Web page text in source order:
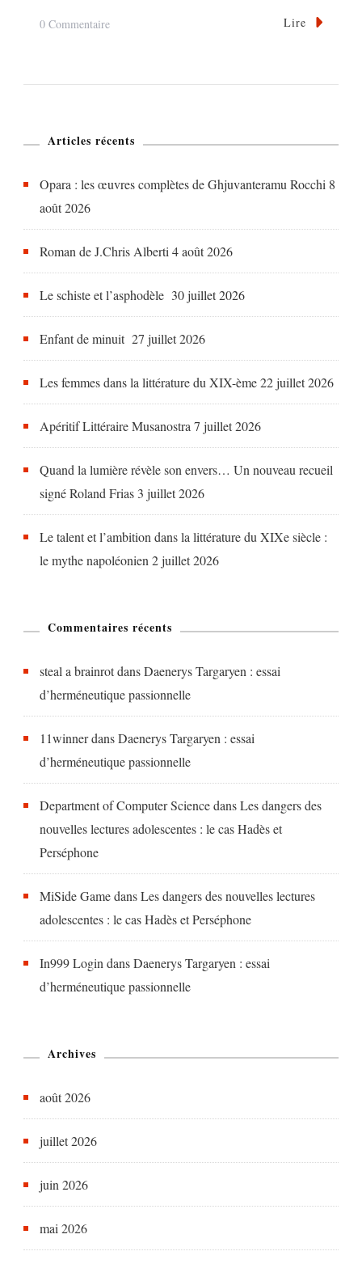
0 CommentaireSur
Pascal
-
RIVAGES
Lire
Articles récents
Opara : les œuvres complètes de Ghjuvanteramu Rocchi 8
août 2026
Roman de J.Chris Alberti 4 août 2026
Le schiste et l’asphodèle 30 juillet 2026
Enfant de minuit 27 juillet 2026
Les femmes dans la littérature du XIX-ème22 juillet 2026
Apéritif Littéraire Musanostra 7 juillet 2026
Quand la lumière révèle son envers… Un nouveau recueil
signé Roland Frias 3 juillet 2026
Le talent et l’ambition dans la littérature du XIXe siècle :
le mythe napoléonien 2 juillet 2026
Commentaires récents
steal a brainrotdansDaenerys Targaryen : essai
d’herméneutique passionnelle
11winnerdansDaenerys Targaryen : essai
d’herméneutique passionnelle
Department of Computer SciencedansLes dangers des
nouvelles lectures adolescentes : le cas Hadès et
Perséphone
MiSide GamedansLes dangers des nouvelles lectures
adolescentes : le cas Hadès et Perséphone
In999 Login dansDaenerys Targaryen : essai
d’herméneutique passionnelle
Archives
août 2026
juillet 2026
juin 2026
mai 2026